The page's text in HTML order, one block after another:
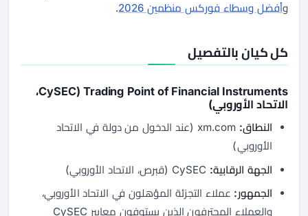
وأفضل وسطاء فوركس منظمين 2026 .
كل كيان بالتفصيل
Trading Point of Financial Instruments (CySEC،
الاتحاد الأوروبي)
النطاق:
xm.com (عند الدخول من دولة في الاتحاد
الأوروبي)
الجهة الرقابية:
الجمهور: عملاء التجزئة المؤهلون في الاتحاد الأوروبي،
والعملاء المحترفون الذين يستوفون معايير CySEC